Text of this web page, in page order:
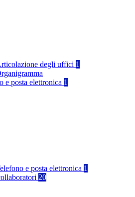
degli uffici 1
e posta elettronica 1
e posta elettronica 1
20